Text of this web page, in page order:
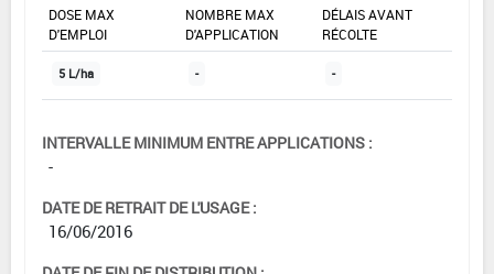
DOSE MAX
D'EMPLOI
NOMBRE MAX
D'APPLICATION
DÉLAIS AVANT
RÉCOLTE
5 L/ha - -
INTERVALLE MINIMUM ENTRE APPLICATIONS :
-
DATE DE RETRAIT DE L'USAGE :
16/06/2016